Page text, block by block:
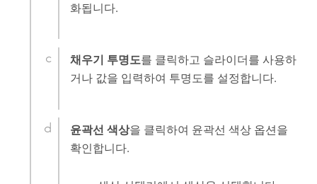
화됩니다.
채우기 투명도를 클릭하고 슬라이더를 사용하
거나 값을 입력하여 투명도를 설정합니다.
윤곽선 색상을 클릭하여 윤곽선 색상 옵션을
확인합니다.